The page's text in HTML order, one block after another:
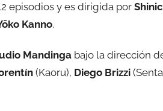
episodios y es dirigida por
Kanno.
Mandinga bajo la dirección
(Kaoru), Diego Brizzi